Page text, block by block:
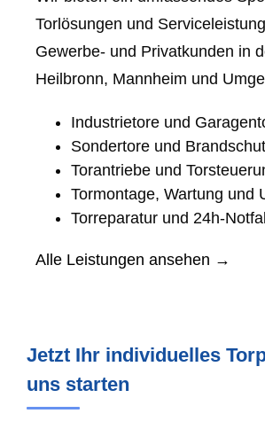
Torlösungen und
Gewerbe- und Privatkunden in
Heilbronn, Mannheim und
Industrietore und
Sondertore und
Torantriebe und
Tormontage, Wartung und
Torreparatur und 24h-
Alle Leistungen ansehen →
Jetzt Ihr individuelles
uns starten